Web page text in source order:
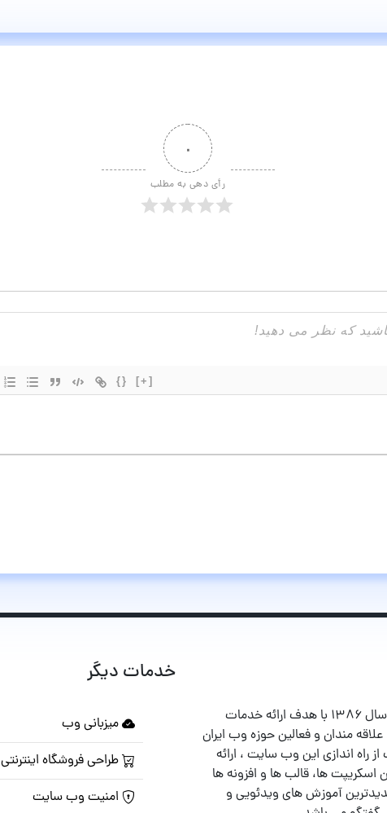
۰
رأی دهی به مطلب
{} [+]
پرشین اسکریپت در سال ۱۳۸۶ با هدف ارائه خدمات
علاقه مندان و فعالین حوزه وب ایران
راه اندازی این وب سایت ، ارائه
اسکریپت ها، قالب ها و افزونه ها
آموزش های ویدئویی و
خدمات دیگر
میزبانی وب
طراحی فروشگاه اینترنتی
امنیت وب سایت